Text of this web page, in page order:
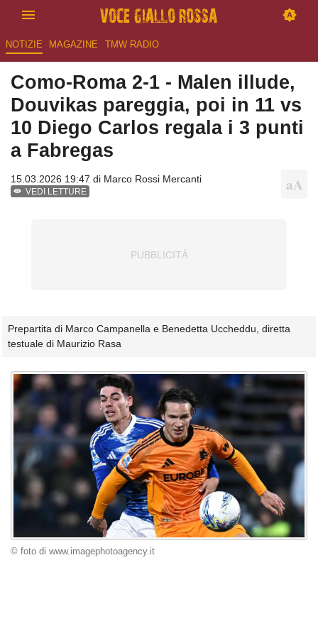
NOTIZIE MAGAZINE TMW RADIO
Como-Roma 2-1 - Malen illude,
Douvikas pareggia, poi in 11 vs
10 Diego Carlos regala i 3 punti
a Fabregas
15.03.2026 19:47 di Marco Rossi Mercanti
VEDI LETTURE
Prepartita di Marco Campanella e Benedetta Uccheddu, diretta
testuale di Maurizio Rasa
© foto di www.imagephotoagency.it